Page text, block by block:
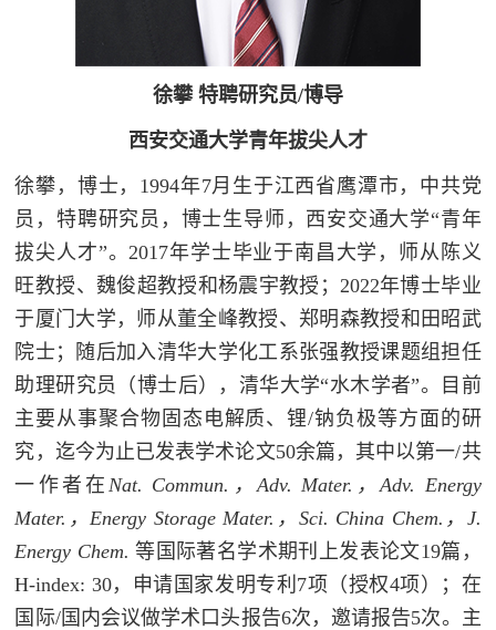
徐攀 特聘研究员/博导
西安交通大学青年拔尖人才
徐攀，博士， 1994年7月生于江西省鹰潭市，中共党
员，特聘研究员，博士生导师，西安交通大学“青年
拔尖人才”。 2017年学士毕业于南昌大学，师从陈义
旺教授、魏俊超教授和杨震宇教授； 2022年博士毕业
于厦门大学，师从董全峰教授、郑明森教授和田昭武
院士；随后加入清华大学化工系张强教授课题组担任
助理研究员（博士后），清华大学“水木学者”。目前
主要从事聚合物固态电解质、锂/钠负极等方面的研
究，迄今为止已发表学术论文50余篇，其中以第一/共
一作者在 Nat. Commun. ， Adv. Mater. ，Adv. Energy
Mater. ， Energy Storage Mater. ， Sci. China Chem. ， J.
Energy Chem. 等国际著名学术期刊上发表论文19篇，
H-index: 30， 申请国家发明专利 7项（授权4项）；在
国际/国内会议做学术口头报告6次，邀请报告5次。主